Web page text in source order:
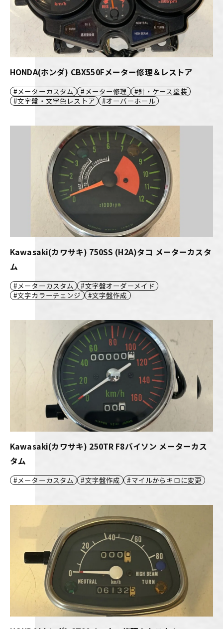
HONDA(ホンダ) CBX550Fメーター修理＆レストア
メーターカスタム メーター修理
針・ケース塗装
文字盤・文字色レストア
オーバーホール
Kawasaki(カワサキ) 750SS (H2A)タコ メーターカスタ
ム
メーターカスタム
文字盤オーダーメイド
文字カラーチェンジ
文字盤作成
Kawasaki(カワサキ) 250TR F8バイソン メーターカス
タム
メーターカスタム 文字盤作成 マイルからキロに変更